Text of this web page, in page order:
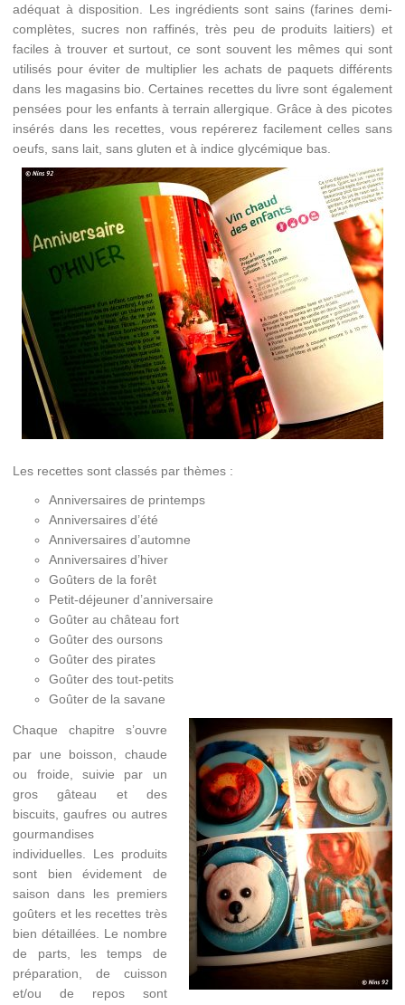
adéquat à disposition. Les ingrédients sont sains (farines demi-
complètes, sucres non raffinés, très peu de produits laitiers) et
faciles à trouver et surtout, ce sont souvent les mêmes qui sont
utilisés pour éviter de multiplier les achats de paquets différents
dans les magasins bio. Certaines recettes du livre sont également
pensées pour les enfants à terrain allergique. Grâce à des picotes
insérés dans les recettes, vous repérerez facilement celles sans
oeufs, sans lait, sans gluten et à indice glycémique bas.
Les recettes sont classés par thèmes :
Anniversaires de printemps
Anniversaires d’été
Anniversaires d’automne
Anniversaires d’hiver
Goûters de la forêt
Petit-déjeuner d’anniversaire
Goûter au château fort
Goûter des oursons
Goûter des pirates
Goûter des tout-petits
Goûter de la savane
Chaque chapitre s’ouvre
par une boisson, chaude
ou froide, suivie par un
gros gâteau et des
biscuits, gaufres ou autres
gourmandises
individuelles. Les produits
sont bien évidement de
saison dans les premiers
goûters et les recettes très
bien détaillées. Le nombre
de parts, les temps de
préparation, de cuisson
et/ou de repos sont